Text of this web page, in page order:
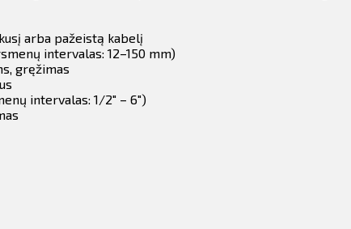
arba pažeistą kabelį
intervalas: 12–150 mm)
gręžimas
intervalas: 1/2" – 6")